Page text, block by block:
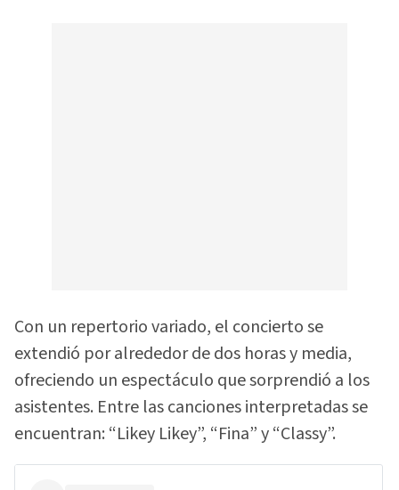
Con un repertorio variado, el concierto se
extendió por alrededor de dos horas y media,
ofreciendo un espectáculo que sorprendió a los
asistentes. Entre las canciones interpretadas se
encuentran: “Likey Likey”, “Fina” y “Classy”.